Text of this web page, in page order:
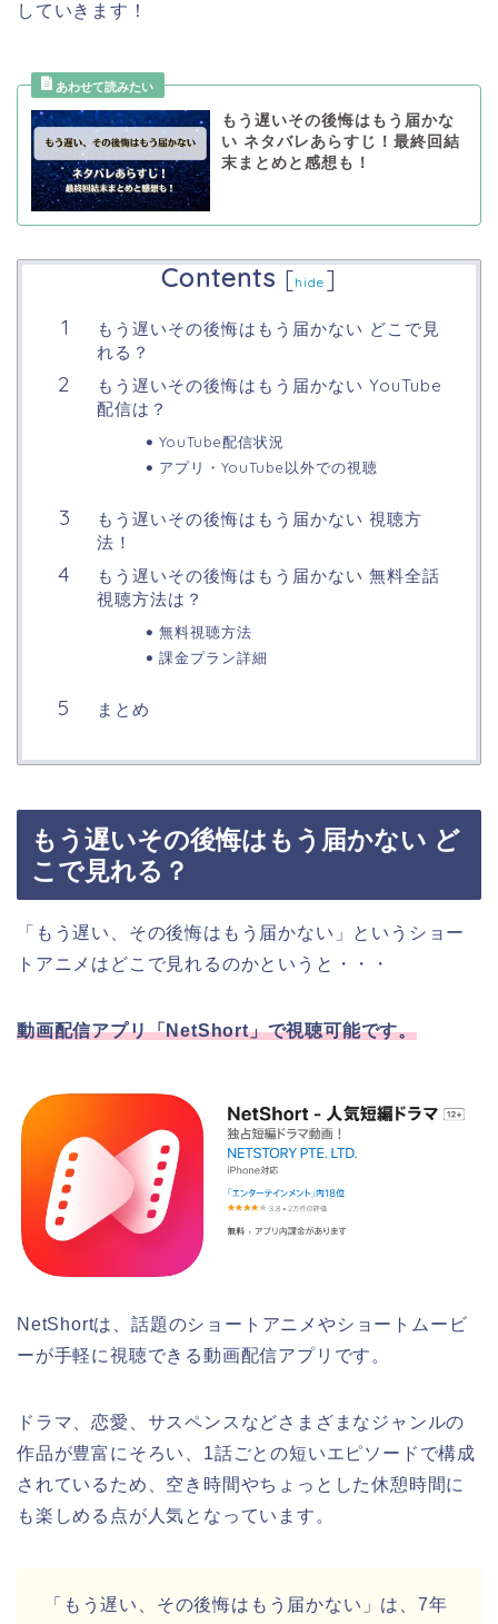
していきます！
もう遅いその後悔はもう届かな
い ネタバレあらすじ！最終回結
末まとめと感想も！
Contents [hide ]
もう遅いその後悔はもう届かない どこで見
れる？
もう遅いその後悔はもう届かない YouTube
配信は？
YouTube配信状況
アプリ・YouTube以外での視聴
もう遅いその後悔はもう届かない 視聴方
法！
もう遅いその後悔はもう届かない 無料全話
視聴方法は？
無料視聴方法
課金プラン詳細
まとめ
もう遅いその後悔はもう届かない ど
こで見れる？
「もう遅い、その後悔はもう届かない 」 というショー
トアニメはどこで見れるのかというと・・・
動画配信アプリ「NetShort」で視聴可能です。
NetShortは、話題のショートアニメやショートムービ
ーが手軽に視聴できる動画配信アプリです。
ドラマ、恋愛、サスペンスなどさまざまなジャンルの
作品が豊富にそろい、1話ごとの短いエピソードで構成
されているため、空き時間やちょっとした休憩時間に
も楽しめる点が人気となっています。
「もう遅い、その後悔はもう届かない 」 は、7年